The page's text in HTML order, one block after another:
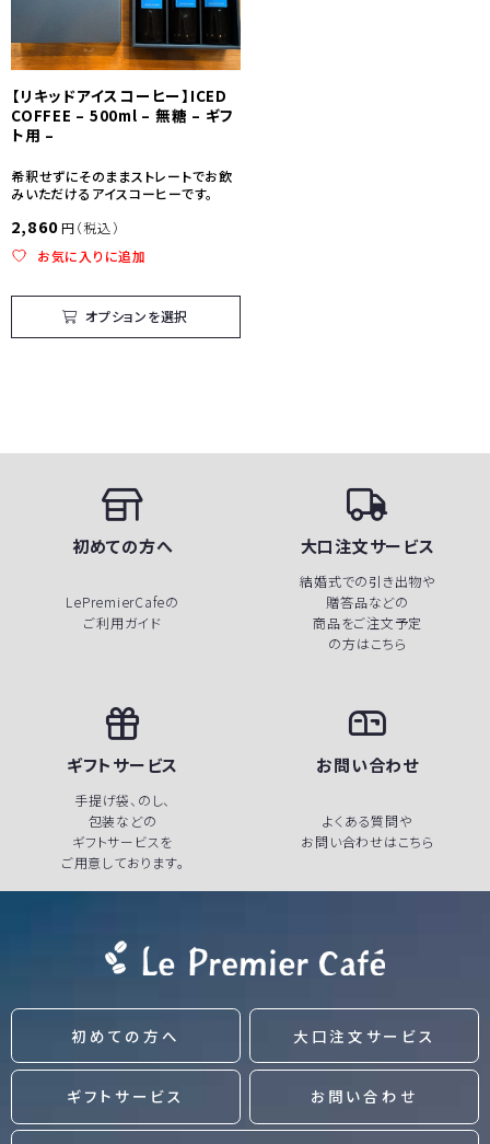
す。
オ
プ
シ
ョ
ン
商
品
ペ
ジ
か
ら
択
【リキッドアイスコーヒー】ICED
COFFEE – 500ml – 無糖 – ギフ
ト用 –
希釈せずにそのままストレートでお飲
みいただけるアイスコーヒーです。
2,860円（税込）
お気に入りに追加
オプションを選択
初めての方へ
LePremierCafeの
ご利用ガイド
大口注文サービス
結婚式での引き出物や
贈答品などの
商品をご注文予定
の方はこちら
ギフトサービス
手提げ袋、のし、
包装などの
ギフトサービスを
ご用意しております。
お問い合わせ
よくある質問や
お問い合わせはこちら
初めての方へ 大口注文サービス
ギフトサービス お問い合わせ